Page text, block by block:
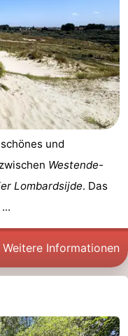
und
Westende-
Lombardsijde. Das
Weitere Informationen